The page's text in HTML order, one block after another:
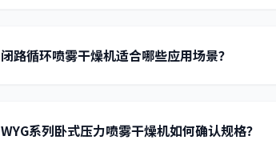
闭路循环喷雾干燥机适合哪些应用场景？
WYG系列卧式压力喷雾干燥机如何确认规格？